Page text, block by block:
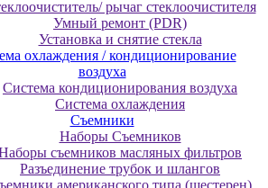
рычаг стеклоочистителя
Умный ремонт (PDR)
Установка и снятие стекла
охлаждения / кондиционирование
воздуха
Система кондиционирования воздуха
Система охлаждения
Съемники
Наборы Съемников
съемников масляных фильтров
Разъединение трубок и шлангов
американского типа (шестерен)